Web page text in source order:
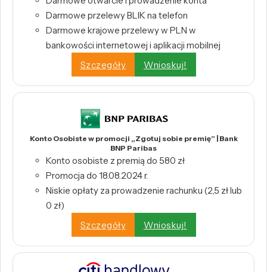
Darmowe przelewy BLIK na telefon
Darmowe krajowe przelewy w PLN w
bankowości internetowej i aplikacji mobilnej
Szczegóły
Wnioskuj!
Konto Osobiste w promocji „Zgotuj sobie premię” | Bank
BNP Paribas
Konto osobiste z premią do 580 zł
Promocja do 18.08.2024 r.
Niskie opłaty za prowadzenie rachunku (2,5 zł lub
0 zł)
Szczegóły
Wnioskuj!